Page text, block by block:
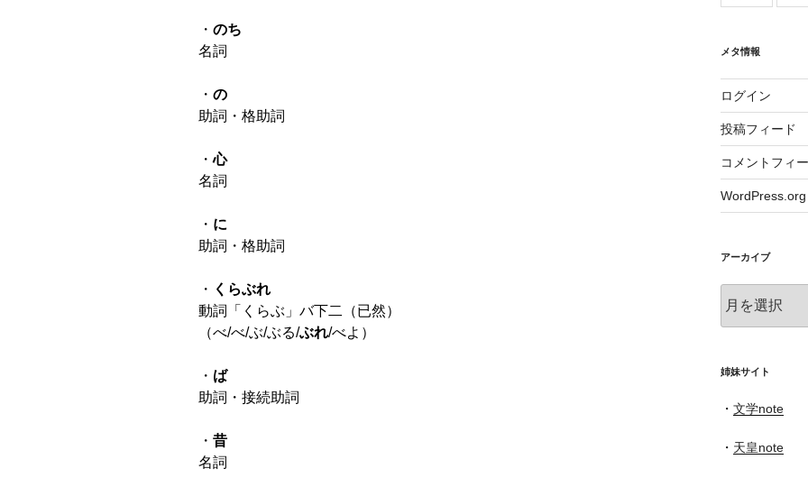
・ のち
名詞
・ の
助詞・格助詞
・心
名詞
・ に
助詞・格助詞
・ くらぶれ
動詞「くらぶ」バ下二（已然）
（べ/べ/ぶ/ぶる/ぶれ/べよ）
・ ば
助詞・接続助詞
・ 昔
名詞
メタ情報
ログイン
投稿フィード
コメントフィ
WordPress.org
アーカイブ
ー
ブ
姉妹サイト
・ 文学note
・ 天皇note